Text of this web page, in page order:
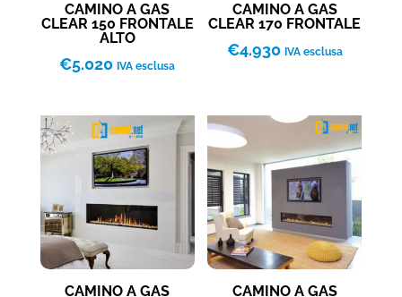
CAMINO A GAS
CLEAR 150 FRONTALE
ALTO
€5.020 IVA esclusa
CAMINO A GAS
CLEAR 170 FRONTALE
€4.930 IVA esclusa
CAMINO A GAS
CAMINO A GAS